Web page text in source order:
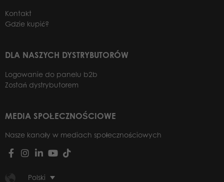
Kontakt
Gdzie kupić?
DLA NASZYCH DYSTRYBUTORÓW
Logowanie do panelu b2b
Zostań dystrybutorem
MEDIA SPOŁECZNOŚCIOWE
Nasze kanały w mediach społecznościowych
Polski